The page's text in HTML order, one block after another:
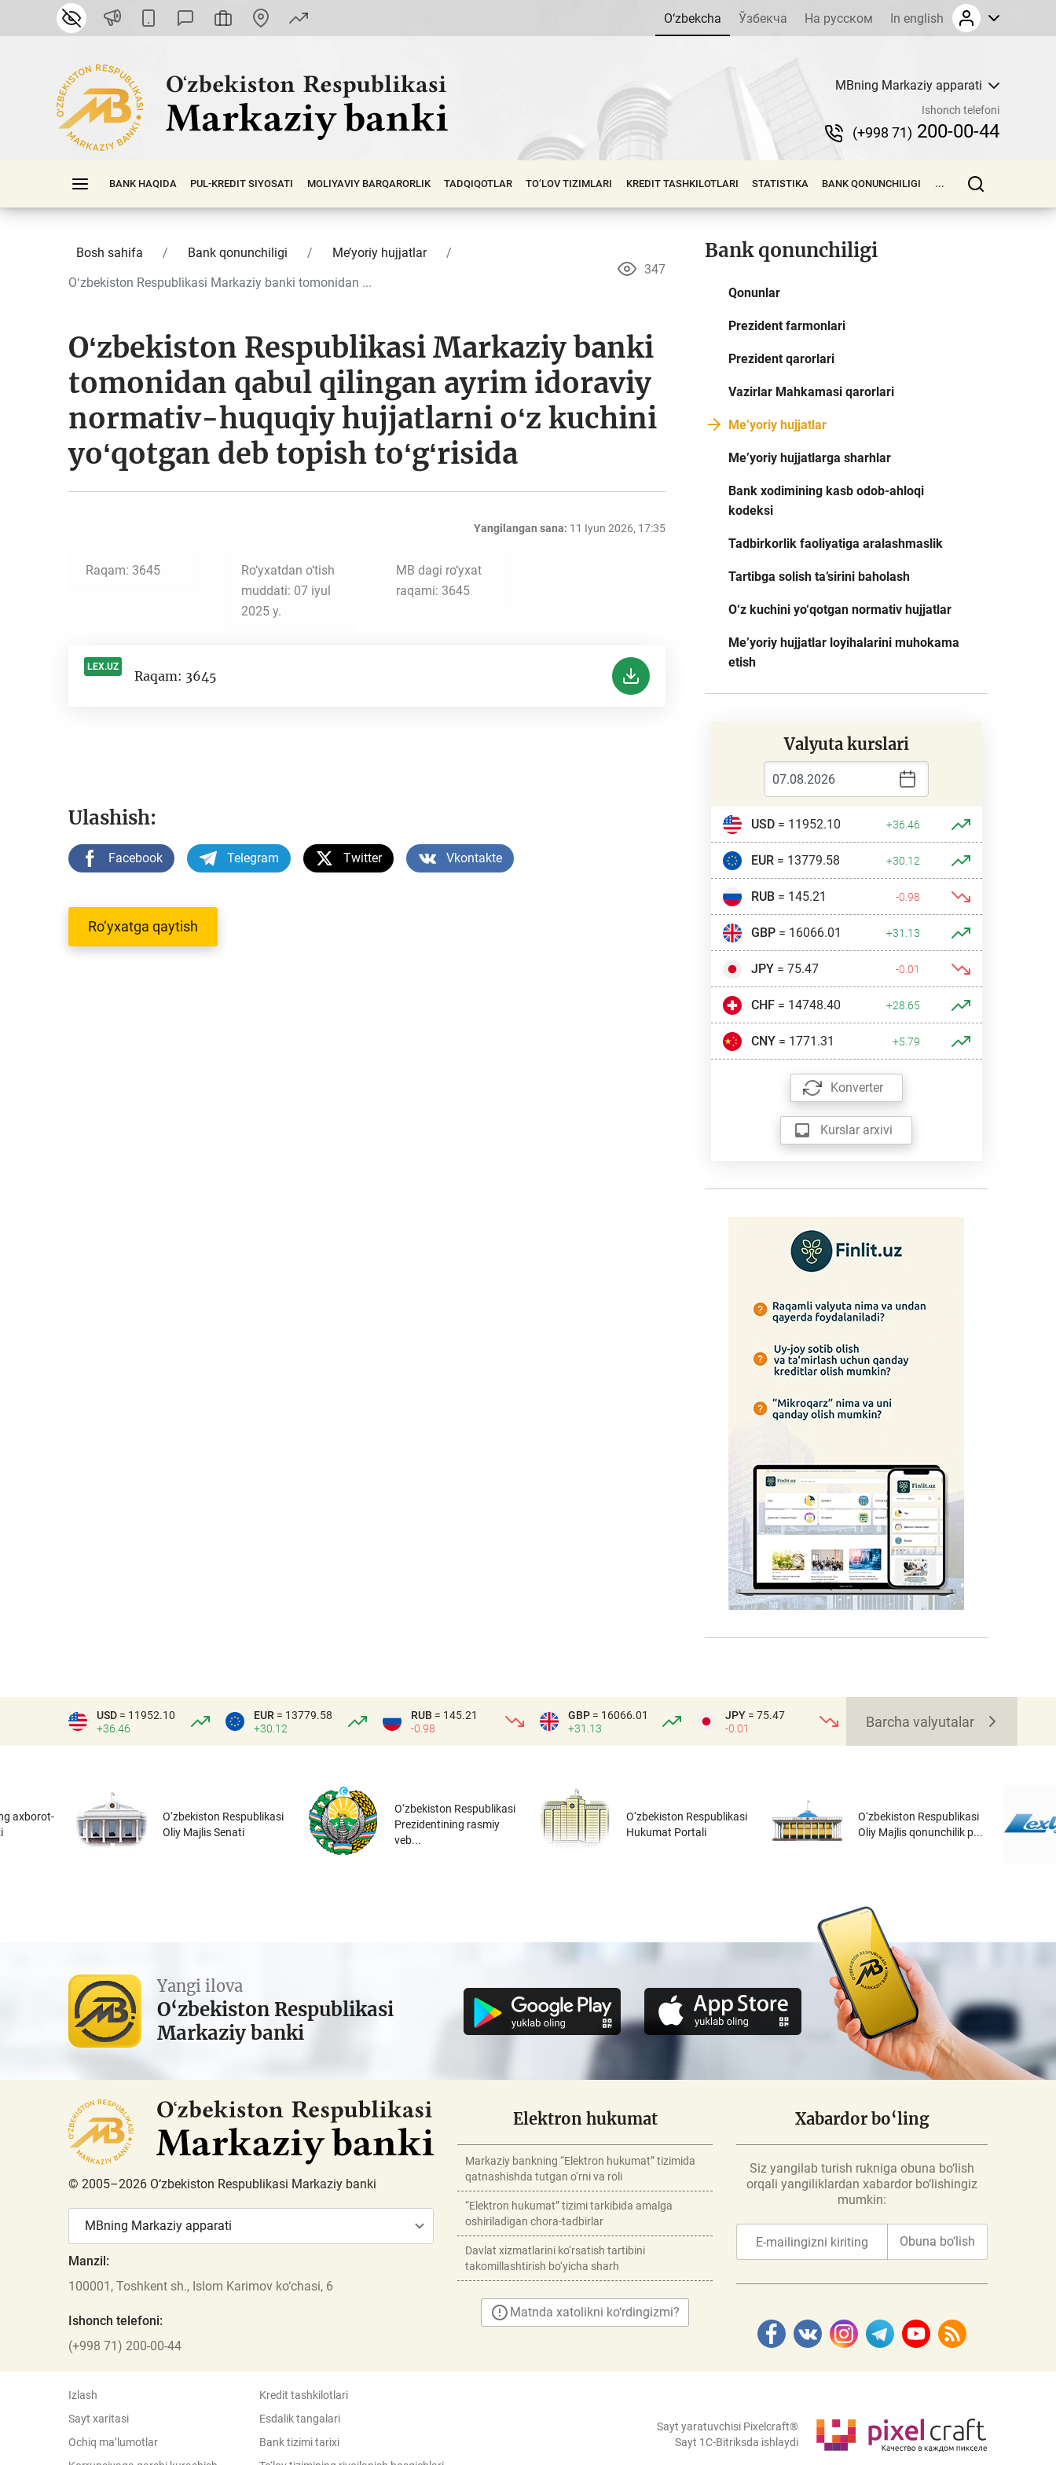
O‘zbekcha Ўзбекча На русском In english
MBning Markaziy apparati
Ishonch telefoni
(+998 71) 200-00-44
BANK HAQIDA PUL-KREDIT SIYOSATI MOLIYAVIY BАRQАRОRLIK TADQIQOTLAR TO‘LOV TIZIMLARI KREDIT TASHKILOTLARI STATISTIKA BANK QONUNCHILIGI ...
Bosh sahifa Bank qonunchiligi
Me’yoriy hujjatlar
Oʻzbekiston Respublikasi Markaziy banki tomonidan ...
347
Oʻzbekiston Respublikasi Markaziy banki
tomonidan qabul qilingan ayrim idoraviy
normativ-huquqiy hujjatlarni oʻz kuchini
yoʻqotgan deb topish toʻgʻrisida
Yangilangan sana: 11 Iyun 2026, 17:35
Raqam: 3645
Ro‘yxatdan o‘tish
muddati: 07 iyul
2025 y.
MB dagi ro‘yxat
raqami: 3645
LEX.UZ
Raqam: 3645
Ulashish:
Facebook Telegram Twitter Vkontakte
Ro‘yxatga qaytish
Bank qonunchiligi
Qonunlar
Prezident farmonlari
Prezident qarorlari
Vazirlar Mahkamasi qarorlari
Me’yoriy hujjatlar
Me’yoriy hujjatlarga sharhlar
Bank xodimining kasb odob-ahloqi
kodeksi
Tadbirkorlik faoliyatiga aralashmaslik
Tartibga solish ta’sirini baholash
O‘z kuchini yo‘qotgan normativ hujjatlar
Me’yoriy hujjatlar loyihalarini muhokama
etish
Valyuta kurslari
USD= 11952.10 +36.46
EUR= 13779.58 +30.12
RUB= 145.21 -0.98
GBP= 16066.01 +31.13
JPY= 75.47 -0.01
CHF= 14748.40 +28.65
CNY= 1771.31 +5.79
Konverter
Kurslar arxivi
USD = 11952.10
+36.46
EUR = 13779.58
+30.12
RUB = 145.21
-0.98
GBP = 16066.01
+31.13
JPY = 75.47
-0.01
Barcha valyutalar
axborot-
O‘zbekiston Respublikasi
Oliy Majlis Senati
O‘zbekiston Respublikasi
Prezidentining rasmiy
veb...
O‘zbekiston Respublikasi
Hukumat Portali
O‘zbekiston Respublikasi
Oliy Majlis qonunchilik p...
Yangi ilova
O‘zbekiston Respublikasi
Markaziy banki
© 2005–2026 O‘zbekiston Respublikasi Markaziy banki
MBning Markaziy apparati
Manzil:
100001, Toshkent sh., Islom Karimov ko‘chasi, 6
Ishonch telefoni:
(+998 71) 200-00-44
Elektron hukumat
Markaziy bankning “Elektron hukumat” tizimida
qatnashishda tutgan o‘rni va roli
“Elektron hukumat” tizimi tarkibida amalga
oshiriladigan chora-tadbirlar
Davlat xizmatlarini ko‘rsatish tartibini
takomillashtirish bo‘yicha sharh
Matnda xatolikni ko‘rdingizmi?
Xabardor bo‘ling
Siz yangilab turish rukniga obuna bo‘lish
orqali yangiliklardan xabardor bo‘lishingiz
mumkin:
Obuna bo‘lish
Izlash
Sayt xaritasi
Ochiq ma’lumotlar
Kredit tashkilotlari
Esdalik tangalari
Bank tizimi tarixi
Sayt yaratuvchisi Pixelcraft®
Sayt 1C-Bitriksda ishlaydi